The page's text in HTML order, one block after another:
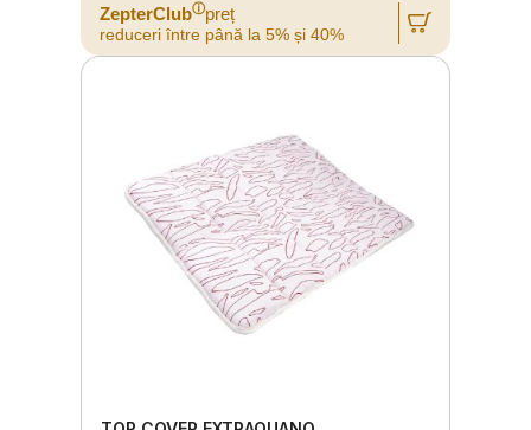
ZepterClubⓘpreț
reduceri între până la 5% și 40%